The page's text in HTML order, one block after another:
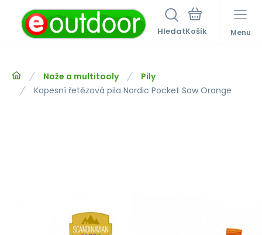
Hledat Menu
Nože a multitooly
Pily
Kapesní řetězová pila Nordic Pocket Saw Orange